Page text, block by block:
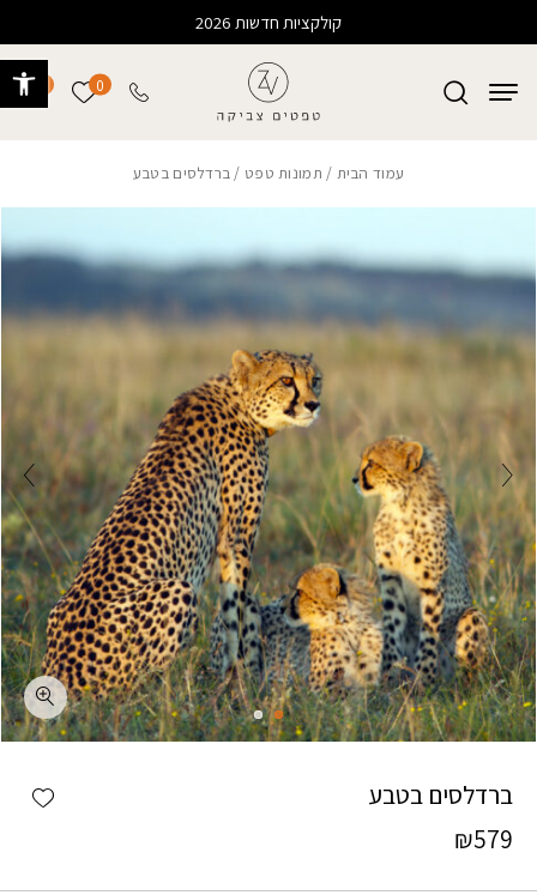
קולקציות חדשות 2026
0 הרשימה
עמוד הבית / תמונות טפט / ברדלסים בטבע
ברדלסים בטבע
₪579